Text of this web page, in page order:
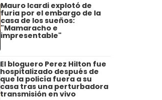
Mauro Icardi explotó de
furia por el embargo de la
casa de los sueños:
"Mamaracho e
impresentable"
El bloguero Perez Hilton fue
hospitalizado después de
que la policía fuera a su
casa tras una perturbadora
transmisión en vivo